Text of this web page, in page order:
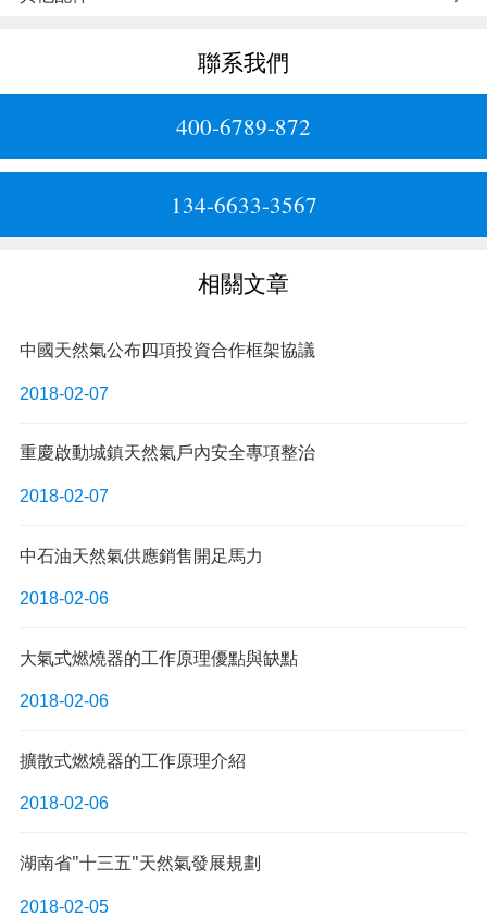
聯系我們
400-6789-872
134-6633-3567
相關文章
中國天然氣公布四項投資合作框架協議
2018-02-07
重慶啟動城鎮天然氣戶內安全專項整治
2018-02-07
中石油天然氣供應銷售開足馬力
2018-02-06
大氣式燃燒器的工作原理優點與缺點
2018-02-06
擴散式燃燒器的工作原理介紹
2018-02-06
湖南省"十三五"天然氣發展規劃
2018-02-05